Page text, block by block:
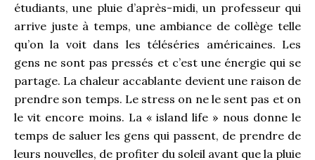
étudiants, une pluie d’après-midi, un professeur qui
arrive juste à temps, une ambiance de collège telle
qu’on la voit dans les téléséries américaines. Les
gens ne sont pas pressés et c’est une énergie qui se
partage. La chaleur accablante devient une raison de
prendre son temps. Le stress on ne le sent pas et on
le vit encore moins. La « island life » nous donne le
temps de saluer les gens qui passent, de prendre de
leurs nouvelles, de profiter du soleil avant que la pluie